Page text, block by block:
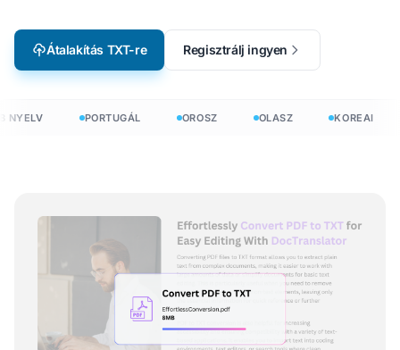
Átalakítás TXT-re Regisztrálj ingyen
NYELV PORTUGÁL OROSZ OLASZ KOREAI